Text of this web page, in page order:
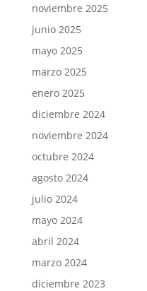
noviembre 2025
junio 2025
mayo 2025
marzo 2025
enero 2025
diciembre 2024
noviembre 2024
octubre 2024
agosto 2024
julio 2024
mayo 2024
abril 2024
marzo 2024
diciembre 2023